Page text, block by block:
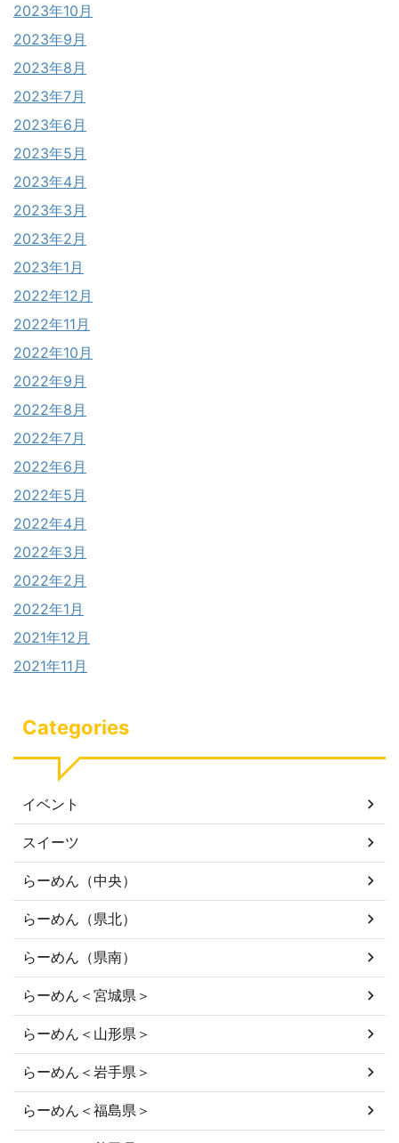
2023年10月
2023年9月
2023年8月
2023年7月
2023年6月
2023年5月
2023年4月
2023年3月
2023年2月
2023年1月
2022年12月
2022年11月
2022年10月
2022年9月
2022年8月
2022年7月
2022年6月
2022年5月
2022年4月
2022年3月
2022年2月
2022年1月
2021年12月
2021年11月
Categories
イベント
スイーツ
らーめん（中央）
らーめん（県北）
らーめん（県南）
らーめん＜宮城県＞
らーめん＜山形県＞
らーめん＜岩手県＞
らーめん＜福島県＞